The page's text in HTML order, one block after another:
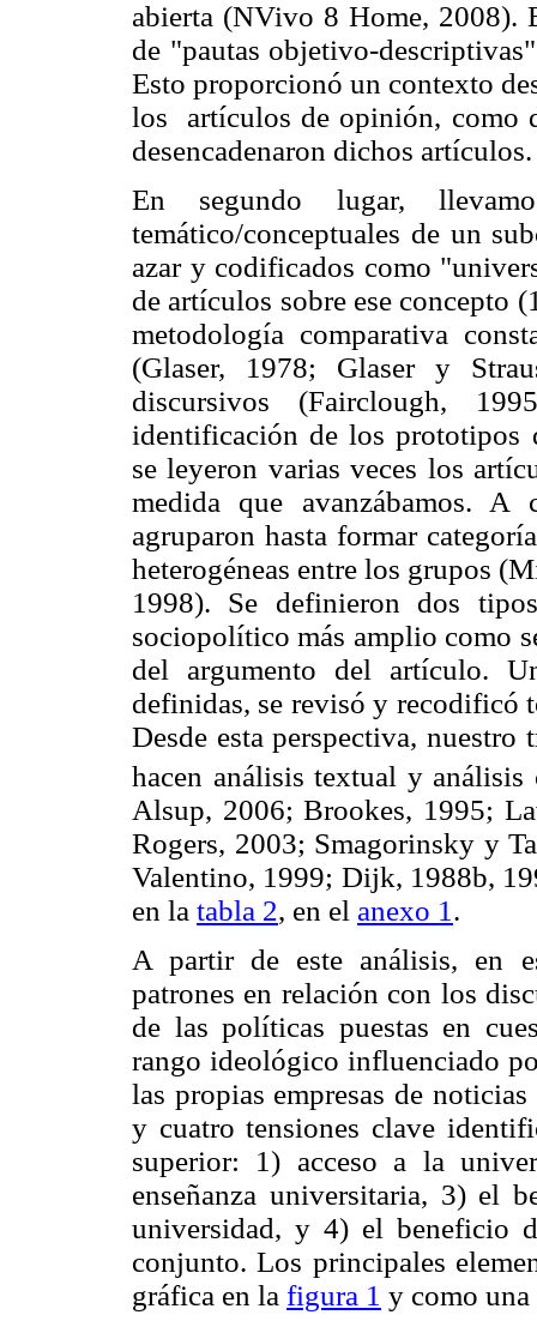
abierta (NVivo 8 Home, 2008).
de "pautas objetivo-
Esto proporcionó un contexto
los artículos de opinión, como
desencadenaron dichos
En segundo lugar,
temático/conceptuales de un
azar y codificados como
de artículos sobre ese concepto
metodología comparativa
(Glaser, 1978; Glaser y
discursivos (Fairclough,
identificación de los
se leyeron varias veces los
medida que avanzábamos. A
agruparon hasta formar
heterogéneas entre los grupos
1998). Se definieron dos
sociopolítico más amplio como
del argumento del artículo.
definidas, se revisó y recodificó
Desde esta perspectiva, nuestro
hacen análisis textual y
Alsup, 2006; Brookes, 1995;
Rogers, 2003; Smagorinsky y
Valentino, 1999; Dijk, 1988b,
en la tabla 2, en el anexo 1 .
A partir de este análisis, en
patrones en relación con los
de las políticas puestas en
rango ideológico influenciado
las propias empresas de
y cuatro tensiones clave
superior: 1) acceso a la
enseñanza universitaria, 3) el
universidad, y 4) el beneficio
conjunto. Los principales
gráfica en la figura 1 y como